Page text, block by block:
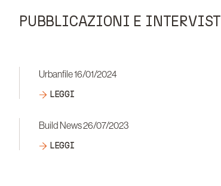
PUBBLICAZIONI E
Urbanfile 16/01/2024
LEGGI
Build News 26/07/2023
LEGGI